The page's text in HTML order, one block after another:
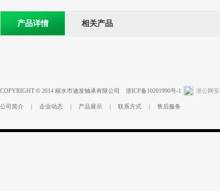
产品详情 相关产品
COPYRIGHT © 2014 丽水市迪发轴承有限公司 浙ICP备10201990号-1 浙公网安
公司简介 企业动态 产品展示 联系方式 售后服务